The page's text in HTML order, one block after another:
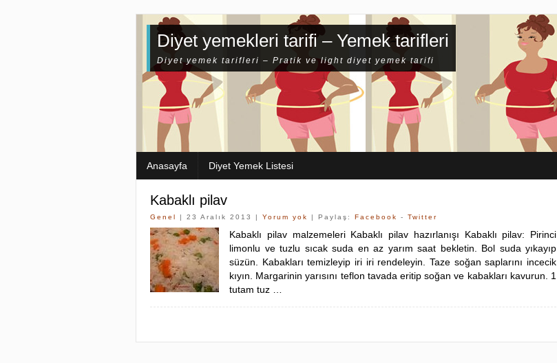
Diyet yemekleri tarifi – Yemek tarifleri
Diyet yemek tarifleri – Pratik ve light diyet yemek tarifi
Anasayfa Diyet Yemek Listesi
Kabaklı pilav
Genel | 23 Aralık 2013 | Yorum yok | Paylaş: Facebook - Twitter
Kabaklı pilav malzemeleri Kabaklı pilav hazırlanışı Kabaklı pilav: Pirinci
limonlu ve tuzlu sıcak suda en az yarım saat bekletin. Bol suda yıkayıp
süzün. Kabakları temizleyip iri iri rendeleyin. Taze soğan saplarını incecik
kıyın. Margarinin yarısını teflon tavada eritip soğan ve kabakları kavurun. 1
tutam tuz …